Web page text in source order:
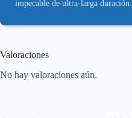
impecable de ultra-larga duración.
Valoraciones
No hay valoraciones aún.